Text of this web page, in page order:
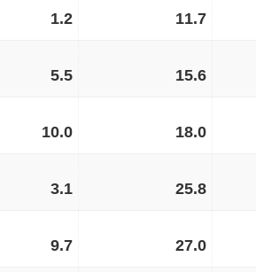
11.7
1.2
15.6
5.5
18.0
10.0
25.8
3.1
27.0
9.7